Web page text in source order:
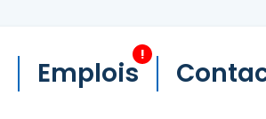
Emplois
!